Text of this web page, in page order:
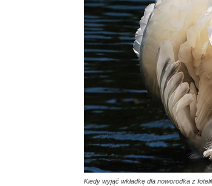
Kiedy wyjąć wkładkę dla noworodka z